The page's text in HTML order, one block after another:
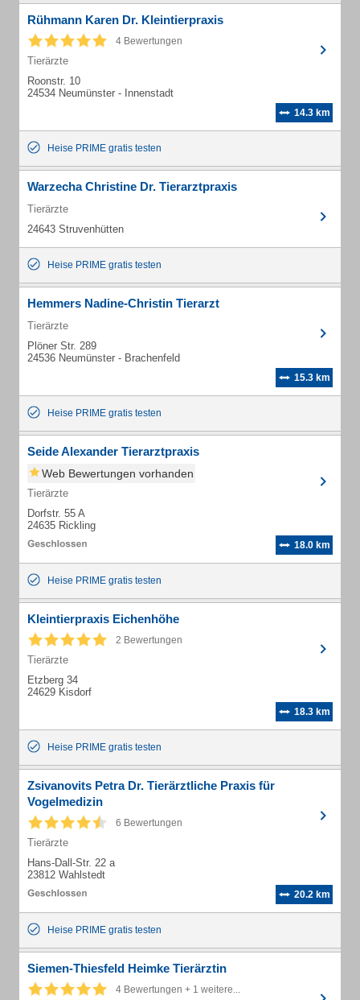
Rühmann Karen Dr. Kleintierpraxis
4 Bewertungen
Tierärzte
Roonstr. 10
24534 Neumünster - Innenstadt
14.3 km
Heise PRIME gratis testen
Warzecha Christine Dr. Tierarztpraxis
Tierärzte
24643 Struvenhütten
Heise PRIME gratis testen
Hemmers Nadine-Christin Tierarzt
Tierärzte
Plöner Str. 289
24536 Neumünster - Brachenfeld
15.3 km
Heise PRIME gratis testen
Seide Alexander Tierarztpraxis
Web Bewertungen vorhanden
Tierärzte
Dorfstr. 55 A
24635 Rickling
18.0 km
Heise PRIME gratis testen
Kleintierpraxis Eichenhöhe
2 Bewertungen
Tierärzte
Etzberg 34
24629 Kisdorf
18.3 km
Heise PRIME gratis testen
Zsivanovits Petra Dr. Tierärztliche Praxis für
Vogelmedizin
6 Bewertungen
Tierärzte
Hans-Dall-Str. 22 a
23812 Wahlstedt
20.2 km
Heise PRIME gratis testen
Siemen-Thiesfeld Heimke Tierärztin
4 Bewertungen + 1 weitere...